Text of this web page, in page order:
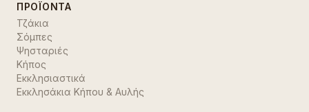
ΠΡΟΪΌΝΤΑ
Τζάκια
Σόμπες
Ψησταριές
Κήπος
Εκκλησιαστικά
Εκκλησάκια Κήπου & Αυλής